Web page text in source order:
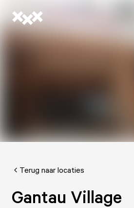
Terug naar locaties
Gantau Village